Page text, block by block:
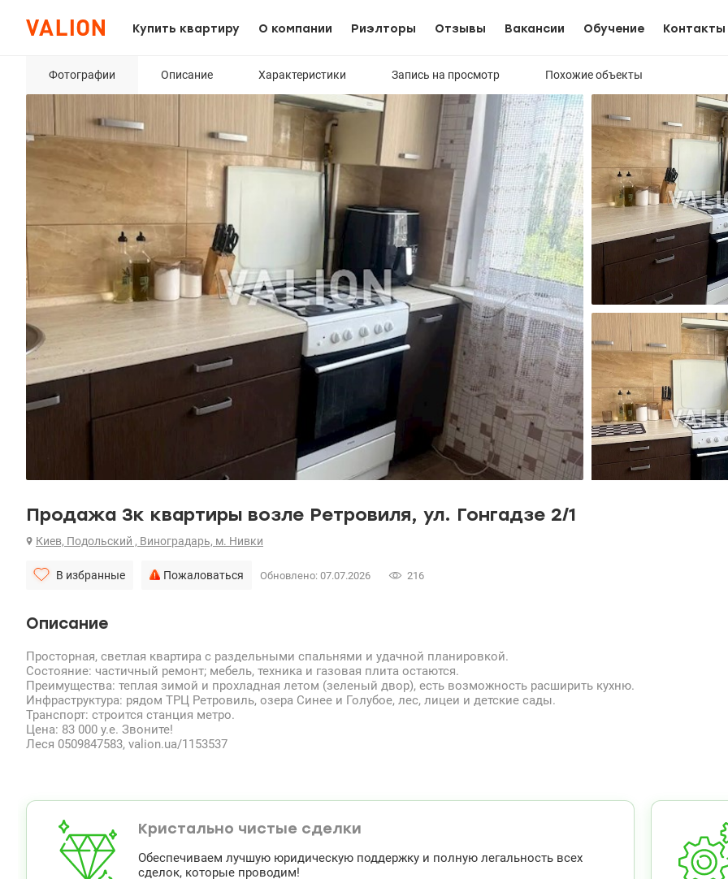
Купить квартиру О компании Риэлторы Отзывы Вакансии Обучение Контакты
Фотографии Описание Характеристики Запись на просмотр Похожие объекты
Продажа 3к квартиры возле Ретровиля, ул. Гонгадзе 2/1
Киев, Подольский , Виноградарь, м. Нивки
В избранные Пожаловаться Обновлено: 07.07.2026 216
Описание
Просторная, светлая квартира с раздельными спальнями и удачной планировкой.
Состояние: частичный ремонт; мебель, техника и газовая плита остаются.
Преимущества: теплая зимой и прохладная летом (зеленый двор), есть возможность расширить кухню.
Инфраструктура: рядом ТРЦ Ретровиль, озера Синее и Голубое, лес, лицеи и детские сады.
Транспорт: строится станция метро.
Цена: 83 000 у.е. Звоните!
Леся 0509847583, valion.ua/1153537
Кристально чистые сделки
Обеспечиваем лучшую юридическую поддержку и полную легальность всех
сделок, которые проводим!